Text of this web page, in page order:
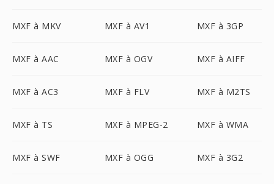
MXF à MKV MXF à AV1 MXF à 3GP
MXF à AAC MXF à OGV MXF à AIFF
MXF à AC3 MXF à FLV MXF à M2TS
MXF à TS MXF à MPEG-2 MXF à WMA
MXF à SWF MXF à OGG MXF à 3G2